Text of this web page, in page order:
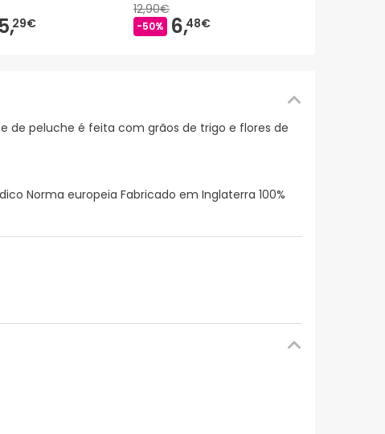
29€
12,90€
-50% 6,48€
de peluche é feita com grãos de trigo e flores de
Norma europeia Fabricado em Inglaterra 100%